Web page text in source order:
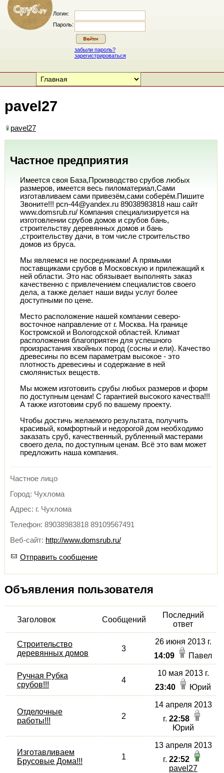
Логин:
Пароль:
забыли пароль?
зарегистрироваться
pavel27
pavel27
Частное предприятия
Имеется своя База,Производство срубов любых
размеров, имеется весь пиломатериал,Сами
изготавливаем сами привезём,сами соберём.Пишите
Звоните!!! pcn-44@yandex.ru 89038983818 наш сайт
www.domsrub.ru/ Компания специализируется на
изготовлении срубов домов и срубов бань,
строительству деревянных домов и бань
,строительству дачи, в том числе строительство
домов из бруса.
Мы являемся не посредниками! А прямыми
поставщиками срубов в Московскую и прилежащий к
ней области. Это нас обязывает выполнять заказ
качественно с привлечением специалистов своего
дела, а также делает наши виды услуг более
доступными по цене.
Место расположение нашей компании северо-
восточное направление от г. Москва. На границе
Костромской и Вологодской областей. Климат
расположения благоприятен для успешного
произрастания хвойных пород (сосны и ели). Качество
древесины по всем параметрам высокое - это
плотность древесины и содержание в ней
смолянистых веществ.
Мы можем изготовить срубы любых размеров и форм
по доступным ценам! С гарантией высокого качества!!!
А также изготовим сруб по вашему проекту.
Чтобы достичь желаемого результата, получить
красивый, комфортный и недорогой дом необходимо
заказать сруб, качественный, рубленный мастерами
своего дела, по доступным ценам. Всё это вам может
предложить наша компания.
Частное лицо
Город: Чухлома
Адрес: г. Чухлома
Телефон: 89038983818 89109567491
Веб-сайт: http://www.domsrub.ru/
Отправить сообщение
Объявления пользователя
Заголовок Сообщений
Последний
ответ
Строительство
деревянных домов
3
26 июня 2013 г.
14:09
Павел
Ручная Рубка
срубов!!!
4
10 мая 2013 г.
23:40
Юрий
Отделочные
работы!!!
2
14 апреля 2013
г. 22:58
Юрий
Изготавливаем
Брусовые Дома!!!
1
13 апреля 2013
г. 22:52
pavel27